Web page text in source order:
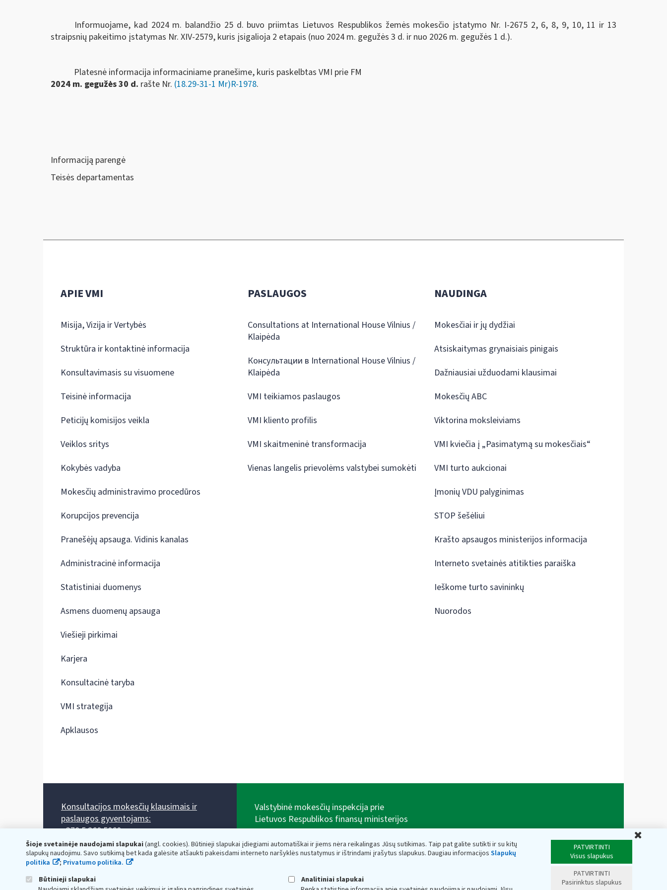
Informuojame, kad 2024 m. balandžio 25 d. buvo priimtas Lietuvos Respublikos žemės mokesčio įstatymo Nr. I-2675 2, 6, 8, 9, 10, 11 ir 13
straipsnių pakeitimo įstatymas Nr. XIV-2579, kuris įsigalioja 2 etapais (nuo 2024 m. gegužės 3 d. ir nuo 2026 m. gegužės 1 d.).
Platesnė informacija informaciniame pranešime, kuris paskelbtas VMI prie FM
2024 m. gegužės 30 d. rašte Nr. (18.29-31-1 Mr)R-1978.
Informaciją parengė
Teisės departamentas
Šioje svetainėje naudojami slapukai(angl. cookies). Būtinieji slapukai įdiegiami automatiškai ir jiems nėra reikalingas Jūsų sutikimas. Taip pat galite sutikti ir su kitų
slapukų naudojimu. Savo sutikimą bet kada galėsite atšaukti pakeisdami interneto naršyklės nustatymus ir ištrindami įrašytus slapukus. Daugiau informacijos Slapukų
politika
; Privatumo politika.
Būtinieji slapukai
Analitiniai slapukai
PATVIRTINTI
Visus slapukus
PATVIRTINTI
Pasirinktus slapukus
APIE VMI
Misija, Vizija ir Vertybės
Struktūra ir kontaktinė informacija
Konsultavimasis su visuomene
Teisinė informacija
Peticijų komisijos veikla
Veiklos sritys
Kokybės vadyba
Mokesčių administravimo procedūros
Korupcijos prevencija
Pranešėjų apsauga. Vidinis kanalas
Administracinė informacija
Statistiniai duomenys
Asmens duomenų apsauga
Viešieji pirkimai
Karjera
Konsultacinė taryba
VMI strategija
Apklausos
PASLAUGOS
Consultations at International House Vilnius /
Klaipėda
Консультации в International House Vilnius /
Klaipėda
VMI teikiamos paslaugos
VMI kliento profilis
VMI skaitmeninė transformacija
Vienas langelis prievolėms valstybei sumokėti
NAUDINGA
Mokesčiai ir jų dydžiai
Atsiskaitymas grynaisiais pinigais
Dažniausiai užduodami klausimai
Mokesčių ABC
Viktorina moksleiviams
VMI kviečia į „Pasimatymą su mokesčiais“
VMI turto aukcionai
Įmonių VDU palyginimas
STOP šešėliui
Krašto apsaugos ministerijos informacija
Interneto svetainės atitikties paraiška
Ieškome turto savininkų
Nuorodos
Konsultacijos mokesčių klausimais ir
paslaugos gyventojams:
+370 5 260 5060
Darbo laikas: I-IV 8.00-17.00, V 8.00-15.45.
Prieššventinę dieną - viena valanda trumpiau.
Kiekvieno mėnesio antrą penktadienį 8.00 val. - 12.00 val.
Valstybinė mokesčių inspekcija prie
Lietuvos Respublikos finansų ministerijos
adresas: Vasario 16-osios g. 14, 01107 Vilnius, Lietuva,
el.paštas:vmi@vmi.lt, E. pristatymo dėžutės adresas
Lietuvos Respublikos finansų ministerijos kaupiami ir
saugomi Juridinių asmenų registre